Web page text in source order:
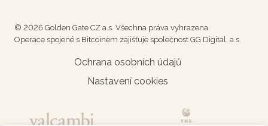
© 2026 Golden Gate CZ a.s. Všechna práva vyhrazena.
Operace spojené s Bitcoinem zajišťuje společnost GG Digital, a.s.
Ochrana osobních údajů
Nastavení cookies